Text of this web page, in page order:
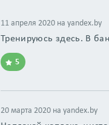
11 апреля 2020 на yandex.by
Тренируюсь здесь. В
5
20 марта 2020 на yandex.by